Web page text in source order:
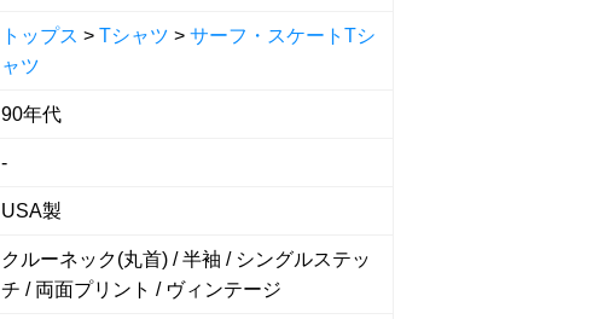
トップス > Tシャツ > サーフ・スケートTシ
ャツ
90年代
-
USA製
クルーネック(丸首) / 半袖 / シングルステッ
チ / 両面プリント / ヴィンテージ